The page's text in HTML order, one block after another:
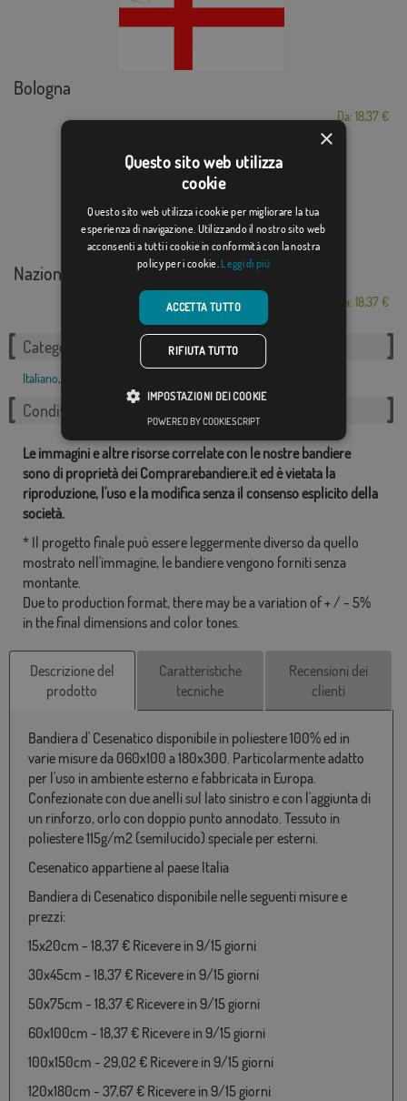
Bologna
Da: 18,37 €
Nazionale del Regn...
Da: 18,37 €
Categorie correlate:
Italiano,
Condividi questo flag
Le immagini e altre risorse correlate con le nostre bandiere
sono di proprietà dei Comprarebandiere.it ed è vietata la
riproduzione, l'uso e la modifica senza il consenso esplicito della
società.
* Il progetto finale può essere leggermente diverso da quello
mostrato nell'immagine, le bandiere vengono forniti senza
montante.
Due to production format, there may be a variation of + / - 5%
in the final dimensions and color tones.
Descrizione del
prodotto
Caratteristiche
tecniche
Recensioni dei
clienti
Bandiera d' Cesenatico disponibile in poliestere 100% ed in
varie misure da 060x100 a 180x300. Particolarmente adatto
per l'uso in ambiente esterno e fabbricata in Europa.
Confezionate con due anelli sul lato sinistro e con l'aggiunta di
un rinforzo, orlo con doppio punto annodato. Tessuto in
poliestere 115g/m2 (semilucido) speciale per esterni.
Cesenatico appartiene al paese Italia
Bandiera di Cesenatico disponibile nelle seguenti misure e
prezzi:
15x20cm - 18,37 € Ricevere in 9/15 giorni
30x45cm - 18,37 € Ricevere in 9/15 giorni
50x75cm - 18,37 € Ricevere in 9/15 giorni
60x100cm - 18,37 € Ricevere in 9/15 giorni
100x150cm - 29,02 € Ricevere in 9/15 giorni
120x180cm - 37,67 € Ricevere in 9/15 giorni
×
Questo sito web utilizza
cookie
Questo sito web utilizza i cookie per migliorare la tua
esperienza di navigazione. Utilizzando il nostro sito web
acconsenti a tutti i cookie in conformità con la nostra
policy per i cookie. Leggi di più
ACCETTA TUTTO
RIFIUTA TUTTO
IMPOSTAZIONI DEI COOKIE
POWERED BY COOKIESCRIPT